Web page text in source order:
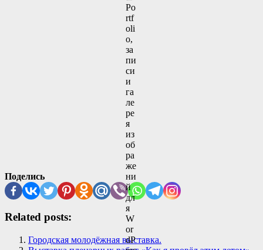
Поделись
Related posts:
Городская молодёжная выставка.